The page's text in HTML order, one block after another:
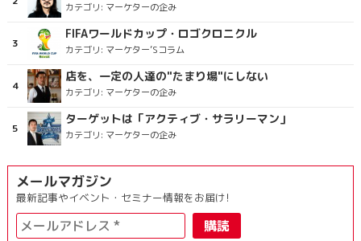
カテゴリ: マーケターの企み
FIFAワールドカップ・ロゴクロニクル
カテゴリ: マーケター’Sコラム
店を、一定の人達の"たまり場"にしない
カテゴリ: マーケターの企み
ターゲットは「アクティブ・サラリーマン」
カテゴリ: マーケターの企み
メールマガジン
最新記事やイベント・セミナー情報をお届け!